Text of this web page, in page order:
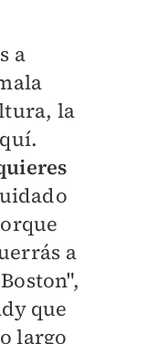
a
la
a
que
largo